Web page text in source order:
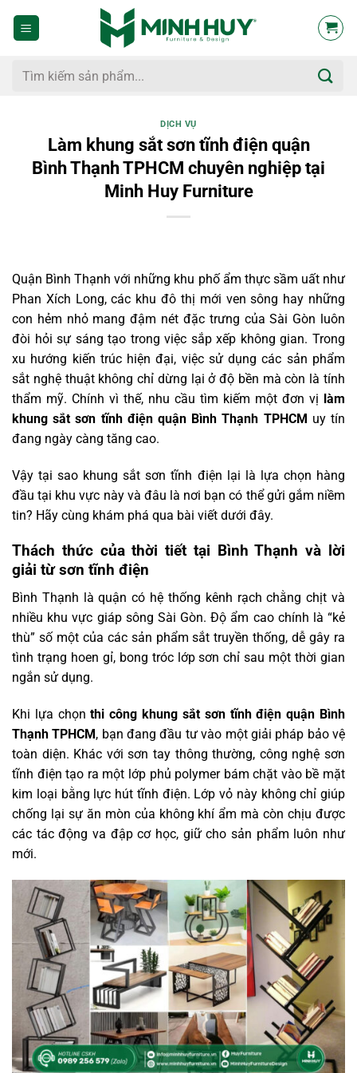
dung
Tìm
DỊCH VỤ
Làm khung sắt sơn tĩnh điện quận
Bình Thạnh TPHCM chuyên nghiệp tại
Minh Huy Furniture
Quận Bình Thạnh với những khu phố ẩm thực sầm uất như
Phan Xích Long, các khu đô thị mới ven sông hay những
con hẻm nhỏ mang đậm nét đặc trưng của Sài Gòn luôn
đòi hỏi sự sáng tạo trong việc sắp xếp không gian. Trong
xu hướng kiến trúc hiện đại, việc sử dụng các sản phẩm
sắt nghệ thuật không chỉ dừng lại ở độ bền mà còn là tính
thẩm mỹ. Chính vì thế, nhu cầu tìm kiếm một đơn vị làm
khung sắt sơn tĩnh điện quận Bình Thạnh TPHCM uy tín
đang ngày càng tăng cao.
Vậy tại sao khung sắt sơn tĩnh điện lại là lựa chọn hàng
đầu tại khu vực này và đâu là nơi bạn có thể gửi gắm niềm
tin? Hãy cùng khám phá qua bài viết dưới đây.
Thách thức của thời tiết tại Bình Thạnh và lời
giải từ sơn tĩnh điện
Bình Thạnh là quận có hệ thống kênh rạch chằng chịt và
nhiều khu vực giáp sông Sài Gòn. Độ ẩm cao chính là “kẻ
thù” số một của các sản phẩm sắt truyền thống, dễ gây ra
tình trạng hoen gỉ, bong tróc lớp sơn chỉ sau một thời gian
ngắn sử dụng.
Khi lựa chọnthi công khung sắt sơn tĩnh điện quận Bình
Thạnh TPHCM, bạn đang đầu tư vào một giải pháp bảo vệ
toàn diện. Khác với sơn tay thông thường, công nghệ sơn
tĩnh điện tạo ra một lớp phủ polymer bám chặt vào bề mặt
kim loại bằng lực hút tĩnh điện. Lớp vỏ này không chỉ giúp
chống lại sự ăn mòn của không khí ẩm mà còn chịu được
các tác động va đập cơ học, giữ cho sản phẩm luôn như
mới.